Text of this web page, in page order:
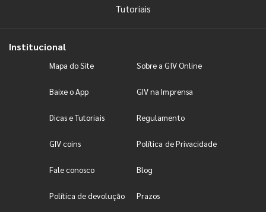
Tutoriais
Institucional
Mapa do Site Sobre a GIV Online
Baixe o App GIV na Imprensa
Dicas e Tutoriais Regulamento
GIV coins Política de Privacidade
Fale conosco Blog
Política de devolução Prazos